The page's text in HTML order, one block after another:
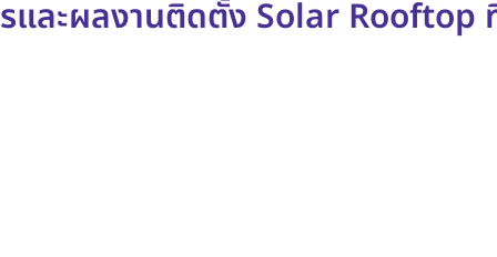
และผลงานติดตั้ง Solar Rooftop